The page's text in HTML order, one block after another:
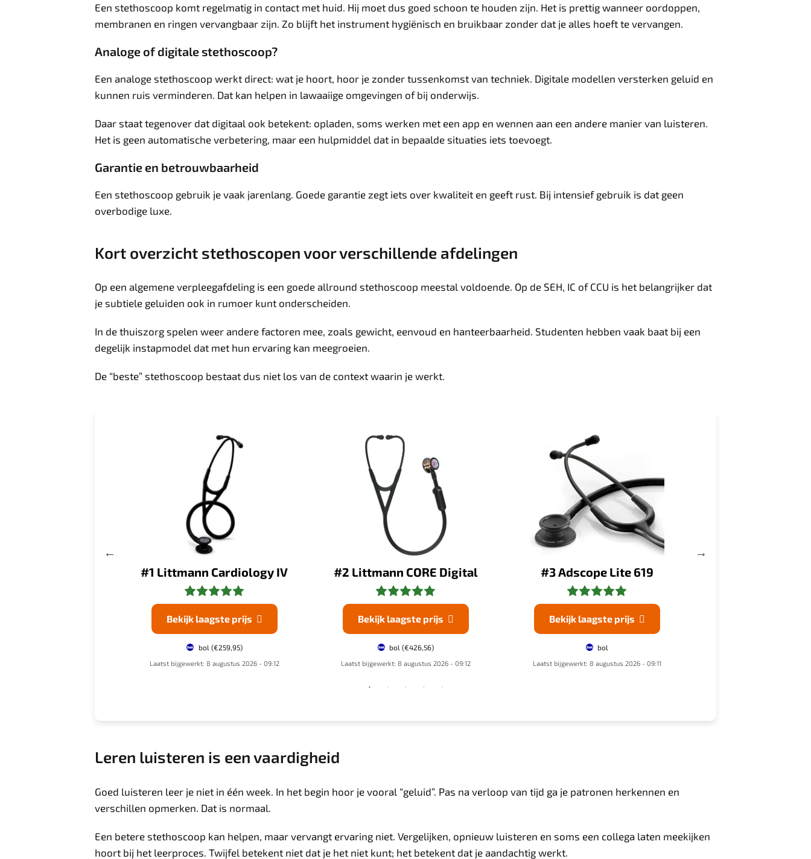
Een stethoscoop komt regelmatig in contact met huid. Hij moet dus goed schoon te houden zijn. Het is prettig wanneer oordoppen,
membranen en ringen vervangbaar zijn. Zo blijft het instrument hygiënisch en bruikbaar zonder dat je alles hoeft te vervangen.
Analoge of digitale stethoscoop?
Een analoge stethoscoop werkt direct: wat je hoort, hoor je zonder tussenkomst van techniek. Digitale modellen versterken geluid en
kunnen ruis verminderen. Dat kan helpen in lawaaiige omgevingen of bij onderwijs.
Daar staat tegenover dat digitaal ook betekent: opladen, soms werken met een app en wennen aan een andere manier van luisteren.
Het is geen automatische verbetering, maar een hulpmiddel dat in bepaalde situaties iets toevoegt.
Garantie en betrouwbaarheid
Een stethoscoop gebruik je vaak jarenlang. Goede garantie zegt iets over kwaliteit en geeft rust. Bij intensief gebruik is dat geen
overbodige luxe.
Kort overzicht stethoscopen voor verschillende afdelingen
Op een algemene verpleegafdeling is een goede allround stethoscoop meestal voldoende. Op de SEH, IC of CCU is het belangrijker dat
je subtiele geluiden ook in rumoer kunt onderscheiden.
In de thuiszorg spelen weer andere factoren mee, zoals gewicht, eenvoud en hanteerbaarheid. Studenten hebben vaak baat bij een
degelijk instapmodel dat met hun ervaring kan meegroeien.
De “beste” stethoscoop bestaat dus niet los van de context waarin je werkt.
#1 Littmann Cardiology IV
Bekijk laagste prijs 
bol (€259,95)
Laatst bijgewerkt: 8 augustus 2026 - 09:12
#2 Littmann CORE Digital
Bekijk laagste prijs 
bol (€426,56)
Laatst bijgewerkt: 8 augustus 2026 - 09:12
#3 Adscope Lite 619
Bekijk laagste prijs 
bol
Laatst bijgewerkt: 8 augustus 2026 - 09:11
Leren luisteren is een vaardigheid
Goed luisteren leer je niet in één week. In het begin hoor je vooral “geluid”. Pas na verloop van tijd ga je patronen herkennen en
verschillen opmerken. Dat is normaal.
Een betere stethoscoop kan helpen, maar vervangt ervaring niet. Vergelijken, opnieuw luisteren en soms een collega laten meekijken
hoort bij het leerproces. Twijfel betekent niet dat je het niet kunt; het betekent dat je aandachtig werkt.